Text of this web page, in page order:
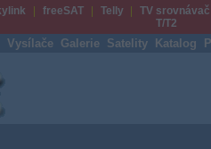
freeSAT Telly
TV srovnávač
T/T2
Vysílače Galerie Satelity Katalog